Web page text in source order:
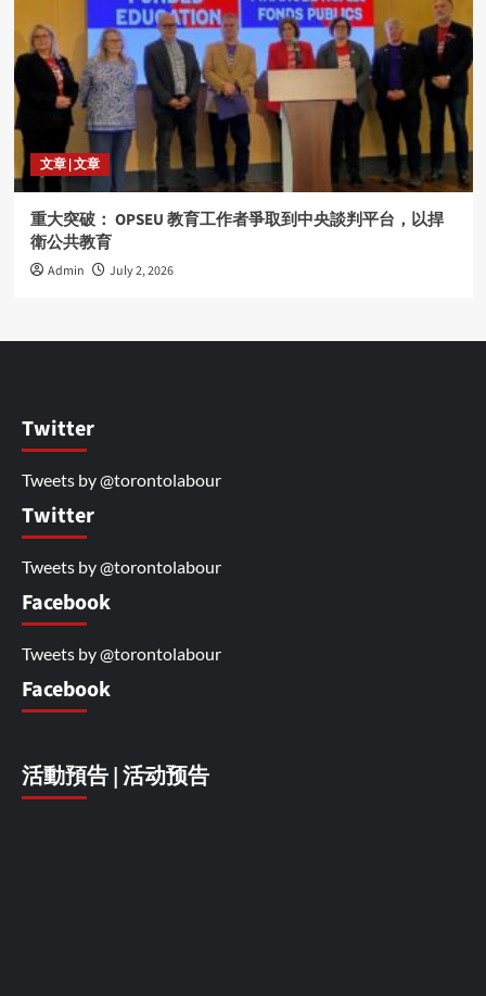
文章 | 文章
重大突破： OPSEU 教育工作者爭取到中央談判平台，以捍
衛公共教育
Admin July 2, 2026
Twitter
Tweets by @torontolabour
Twitter
Tweets by @torontolabour
Facebook
Tweets by @torontolabour
Facebook
活動預告 | 活动预告